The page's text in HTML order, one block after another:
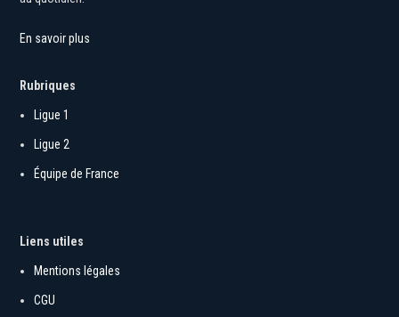
au quotidien.
En savoir plus
Rubriques
Ligue 1
Ligue 2
Équipe de France
Mentions légales